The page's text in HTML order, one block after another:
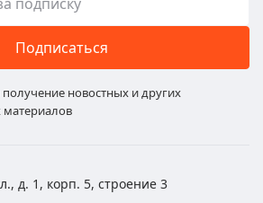
Подписаться
новостных и других
д. 1, корп. 5, строение 3